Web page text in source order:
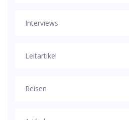
Interviews
Leitartikel
Reisen